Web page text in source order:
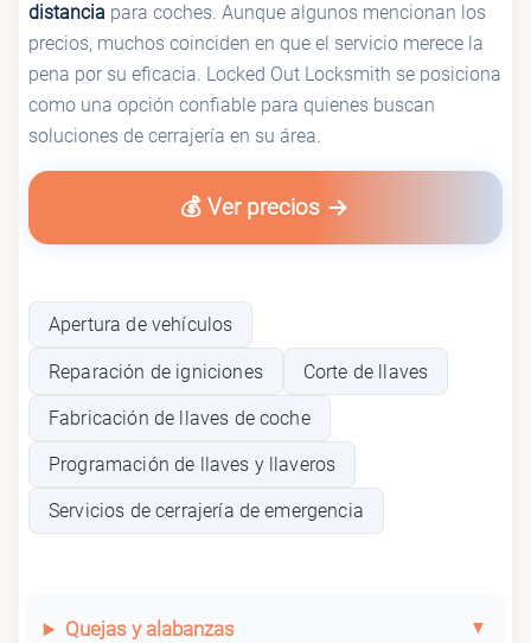
distancia para coches. Aunque algunos mencionan los
precios, muchos coinciden en que el servicio merece la
pena por su eficacia. Locked Out Locksmith se posiciona
como una opción confiable para quienes buscan
soluciones de cerrajería en su área.
💰 Ver precios
Apertura de vehículos
Reparación de igniciones Corte de llaves
Fabricación de llaves de coche
Programación de llaves y llaveros
Servicios de cerrajería de emergencia
Quejas y alabanzas